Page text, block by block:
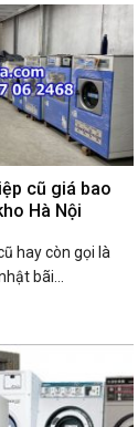
cũ giá bao
Hà Nội
hay còn gọi là
bãi...